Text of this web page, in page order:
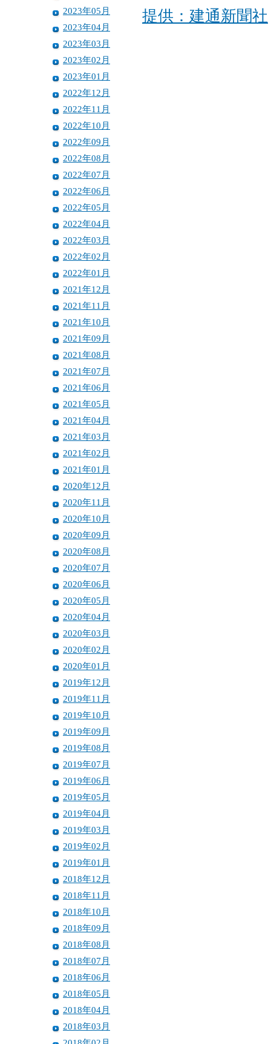
2023年05月
2023年04月
2023年03月
2023年02月
2023年01月
2022年12月
2022年11月
2022年10月
2022年09月
2022年08月
2022年07月
2022年06月
2022年05月
2022年04月
2022年03月
2022年02月
2022年01月
2021年12月
2021年11月
2021年10月
2021年09月
2021年08月
2021年07月
2021年06月
2021年05月
2021年04月
2021年03月
2021年02月
2021年01月
2020年12月
2020年11月
2020年10月
2020年09月
2020年08月
2020年07月
2020年06月
2020年05月
2020年04月
2020年03月
2020年02月
2020年01月
2019年12月
2019年11月
2019年10月
2019年09月
2019年08月
2019年07月
2019年06月
2019年05月
2019年04月
2019年03月
2019年02月
2019年01月
2018年12月
2018年11月
2018年10月
2018年09月
2018年08月
2018年07月
2018年06月
2018年05月
2018年04月
2018年03月
提供：建通新聞社